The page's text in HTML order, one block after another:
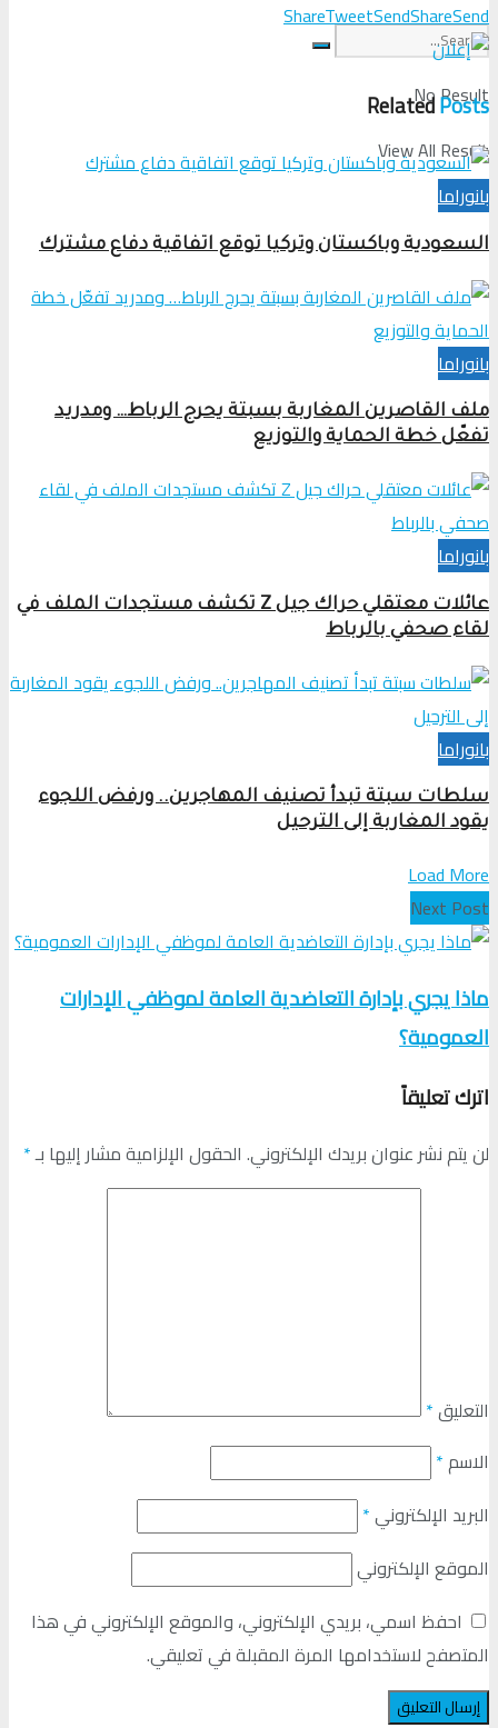
No Result
View All Result
ShareTweetSendShareSend
RelatedPosts
بانوراما
السعودية وباكستان وتركيا توقع اتفاقية دفاع مشترك
بانوراما
ملف القاصرين المغاربة بسبتة يحرج الرباط… ومدريد
تفعّل خطة الحماية والتوزيع
بانوراما
عائلات معتقلي حراك جيل Z تكشف مستجدات الملف في
لقاء صحفي بالرباط
بانوراما
سلطات سبتة تبدأ تصنيف المهاجرين.. ورفض اللجوء
يقود المغاربة إلى الترحيل
Load More
Next Post
ماذا يجري بإدارة التعاضدية العامة لموظفي الإدارات
العمومية؟
اترك تعليقاً
لن يتم نشر عنوان بريدك الإلكتروني. الحقول الإلزامية مشار إليها بـ*
التعليق*
الاسم*
البريد الإلكتروني*
الموقع الإلكتروني
احفظ اسمي، بريدي الإلكتروني، والموقع الإلكتروني في هذا
المتصفح لاستخدامها المرة المقبلة في تعليقي.